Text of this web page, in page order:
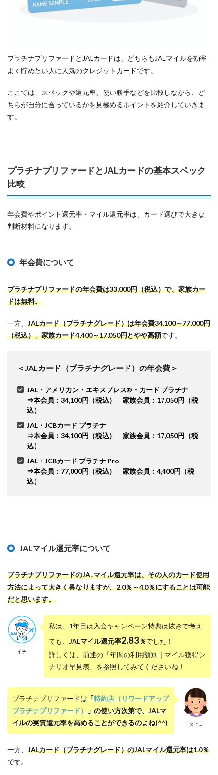
プラチナプリファードとJALカードは、どちらもJALマイルを効率
よく貯めたい人に人気のクレジットカードです。
ここでは、スペックや還元率、使い勝手などを比較しながら、ど
ちらが自分に合っているかを見極めるポイントを紹介していきま
す。
プラチナプリファードとJALカードの基本スペック
比較
年会費やポイント還元率・マイル還元率は、カード選びで大きな
判断材料になります。
年会費について
プラチナプリファードの年会費は33,000円（税込）で、家族カー
ドは無料。
一方、 JALカード（プラチナグレード）は年会費34,100～77,000円
（税込）、家族カード4,400～17,050円とやや高額です。
＜JALカード（プラチナグレード）の年会費＞
JAL・アメリカン・エキスプレス®・カード プラチナ
⇒本会員：34,100円（税込） 家族会員：17,050円（税
込）
JAL・JCBカード プラチナ
⇒本会員：34,100円（税込） 家族会員：17,050円（税
込）
JAL・JCBカード プラチナ Pro
⇒本会員：77,000円（税込） 家族会員：4,400円（税
込）
JALマイル還元率について
プラチナプリファードのJALマイル還元率は、その人のカード使用
方法によって大きく異なりますが、2.0％～4.0％にすることは可能
だと思います。
イチ
私は、1年目は入会キャンペーン特典は抜きで考え
ても、 JALマイル還元率2.83％でした！
詳しくは、前述の「年間の利用額別｜マイル獲得シ
ナリオ早見表」を参照してみてくださいね！
タビコ
プラチナプリファードは「特約店（リワードアップ
プラチナプリファード）」の使い方次第で、JALマ
イルの実質還元率を高めることができるのよね(^^)
一方、 JALカード（プラチナグレード）のJALマイル還元率は1.0％
です。